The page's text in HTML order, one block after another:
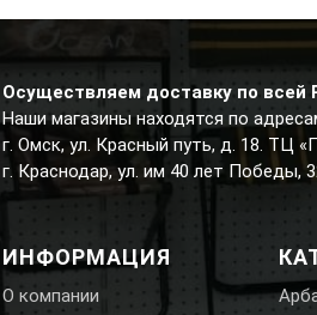
Осуществляем доставку по всей
Наши магазины находятся по
г. Омск, ул. Красный путь, д. 18. ТЦ
г. Краснодар, ул. им 40 лет Победы,
ИНФОРМАЦИЯ
О компании